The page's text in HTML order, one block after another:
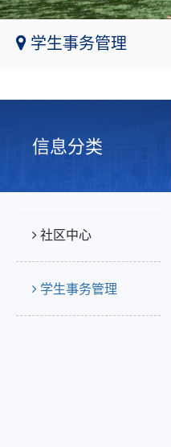
学生事务管理
信息分类
社区中心
学生事务管理